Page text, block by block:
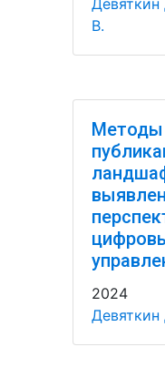
Девяткин
В.
Методы
2024
Девяткин